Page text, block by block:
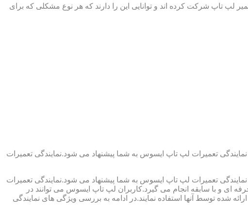
تاپ شرکت کرده اند و توانایی این را دارند که هر نوع مشکلی که برای
تعمیرات لپ تاپ ایسوس به شما پیشنهاد می شود.نمایندگی تعمیرات
تعمیرات لپ تاپ ایسوس به شما پیشنهاد می شود.نمایندگی تعمیرات
ای و با سابقه انجام می گیرد.کاربران لپ تاپ ایسوس می توانند در
شده توسط آنها استفاده نمایند.در ادامه به بررسی ویژگی های نمایندگی